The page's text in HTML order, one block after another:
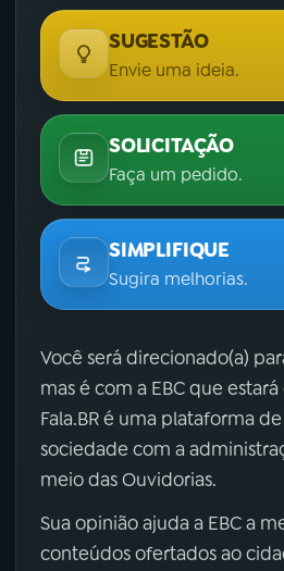
SUGESTÃO
Envie uma ideia.
SOLICITAÇÃO
Faça um pedido.
SIMPLIFIQUE
Sugira melhorias.
Você será direcionado(a)
mas é com a EBC que
Fala.BR é uma plataforma
sociedade com a
meio das Ouvidorias.
Sua opinião ajuda a EBC a
conteúdos ofertados ao